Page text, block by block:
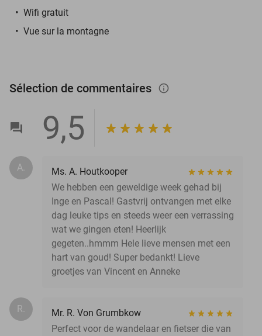
Wifi gratuit
Vue sur la montagne
Sélection de commentaires info_outlined
9,5
A.
Ms. A. Houtkooper
We hebben een geweldige week gehad bij
Inge en Pascal! Gastvrij ontvangen met elke
dag leuke tips en steeds weer een verrassing
wat we gingen eten! Heerlijk
gegeten..hmmm Hele lieve mensen met een
hart van goud! Super bedankt! Lieve
groetjes van Vincent en Anneke
R.
Mr. R. Von Grumbkow
Perfect voor de wandelaar en fietser die van